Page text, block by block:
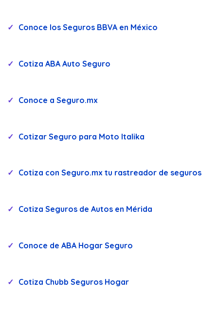
Conoce los Seguros BBVA en México
Cotiza ABA Auto Seguro
Conoce a Seguro.mx
Cotizar Seguro para Moto Italika
Cotiza con Seguro.mx tu rastreador de seguros
Cotiza Seguros de Autos en Mérida
Conoce de ABA Hogar Seguro
Cotiza Chubb Seguros Hogar